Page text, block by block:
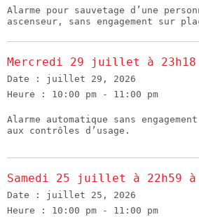
Alarme pour sauvetage d’une
ascenseur, sans engagement sur
Mercredi 29 juillet à 23h18
Date : juillet 29, 2026
Heure : 10:00 pm - 11:00 pm
Alarme automatique sans
aux contrôles d’usage.
Samedi 25 juillet à 22h59 à
Date : juillet 25, 2026
Heure : 10:00 pm - 11:00 pm